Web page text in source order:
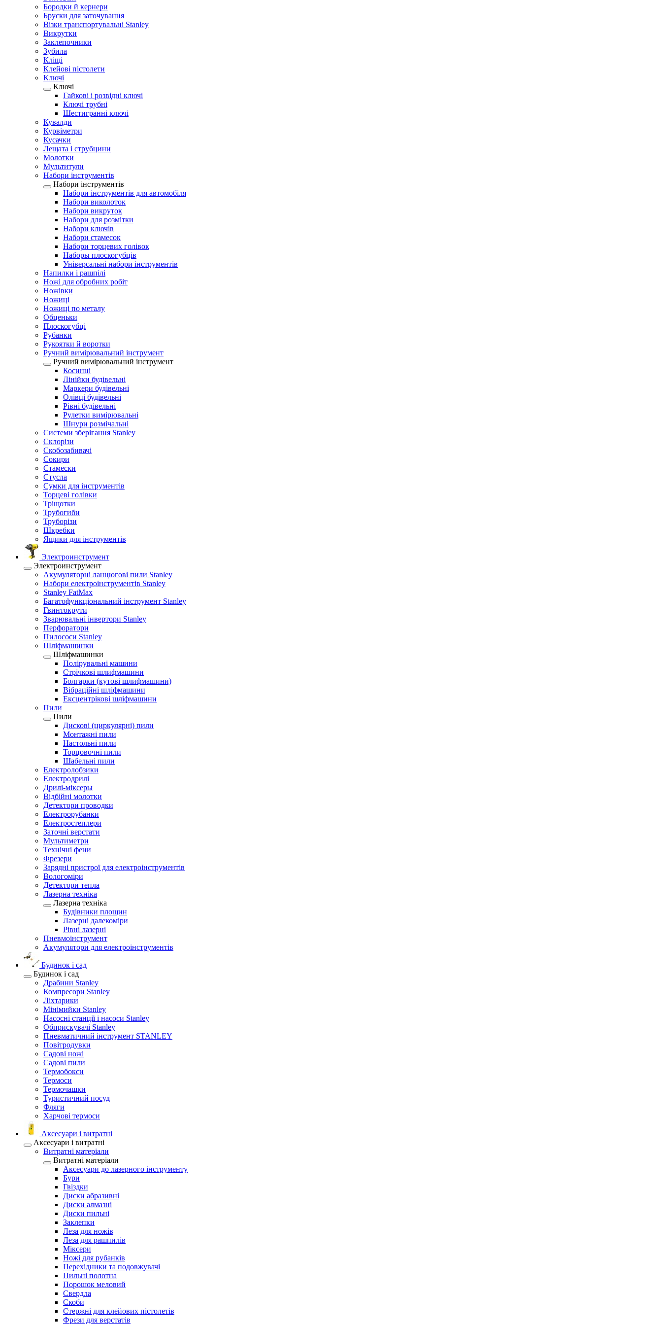
Бородки й кернери
Бруски для заточування
Візки транспортувальні Stanley
Викрутки
Заклепочники
Зубила
Кліщі
Клейові пістолети
Ключі
Ключі
Гайкові і розвідні ключі
Ключі трубні
Шестигранні ключі
Кувалди
Курвіметри
Кусачки
Лещата і струбцини
Молотки
Мультитули
Набори інструментів
Набори інструментів
Набори інструментів для автомобіля
Набори виколоток
Набори викруток
Набори для розмітки
Набори ключів
Набори стамесок
Набори торцевих голівок
Наборы плоскогубців
Універсальні набори інструментів
Напилки і рашпілі
Ножі для обробних робіт
Ножівки
Ножиці
Ножиці по металу
Обценьки
Плоскогубці
Рубанки
Рукоятки й воротки
Ручний вимірювальний інструмент
Ручний вимірювальний інструмент
Косинці
Лінійки будівельні
Маркери будівельні
Олівці будівельні
Рівні будівельні
Рулетки вимірювальні
Шнури розмічальні
Системи зберігання Stanley
Склорізи
Скобозабивачі
Сокири
Стамески
Стусла
Сумки для інструментів
Торцеві голівки
Тріщотки
Трубогиби
Труборізи
Шкребки
Ящики для інструментів
Электроинструмент
Электроинструмент
Акумуляторні ланцюгові пили Stanley
Набори електроінструментів Stanley
Stanley FatMax
Багатофункціональний інструмент Stanley
Гвинтокрути
Зварювальні інвертори Stanley
Перфоратори
Пилососи Stanley
Шліфмашинки
Шліфмашинки
Полірувальні машини
Стрічкові шлифмашини
Болгарки (кутові шлифмашини)
Вібраційні шліфмашини
Ексцентрікові шліфмашини
Пили
Пили
Дискові (циркулярні) пили
Монтажні пили
Настольні пили
Торцовочні пили
Шабельні пили
Електролобзики
Електродрилі
Дрилі-міксеры
Відбійні молотки
Детектори проводки
Електрорубанки
Електростеплери
Заточні верстати
Мультиметри
Технічні фени
Фрезери
Зарядні пристрої для електроінструментів
Вологоміри
Детектори тепла
Лазерна техніка
Лазерна техніка
Будівники площин
Лазерні далекоміри
Рівні лазерні
Пневмоінструмент
Акумулятори для електроінструментів
Будинок і сад
Будинок і сад
Драбини Stanley
Компресори Stanley
Ліхтарики
Мінімийки Stanley
Насосні станції і насоси Stanley
Обприскувачі Stanley
Пневматичний інструмент STANLEY
Повітродувки
Садові ножі
Садові пили
Термобокси
Термоси
Термочашки
Туристичний посуд
Фляги
Харчові термоси
Аксесуари і витратні
Аксесуари і витратні
Витратні матеріали
Витратні матеріали
Аксесуари до лазерного інструменту
Бури
Гвіздки
Диски абразивні
Диски алмазні
Диски пильні
Заклепки
Леза для ножів
Леза для рашпилів
Міксери
Ножі для рубанків
Перехідники та подовжувачі
Пильні полотна
Порошок меловий
Свердла
Скоби
Стержні для клейових пістолетів
Фрези для верстатів